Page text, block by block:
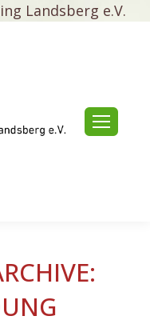
Landsberg e.V.